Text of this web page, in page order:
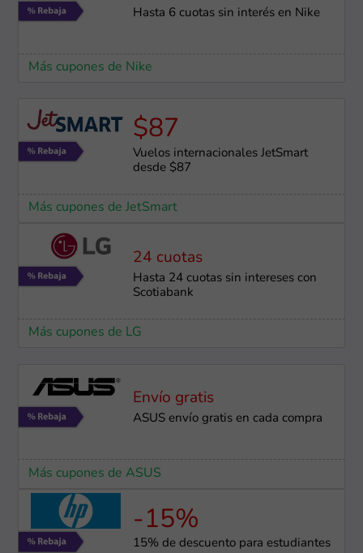
Hasta 6 cuotas sin interés en Nike
Más cupones de Nike
$87
Vuelos internacionales JetSmart
desde $87
Más cupones de JetSmart
24 cuotas
Hasta 24 cuotas sin intereses con
Scotiabank
Más cupones de LG
Envío gratis
ASUS envío gratis en cada compra
Más cupones de ASUS
-15%
15% de descuento para estudiantes